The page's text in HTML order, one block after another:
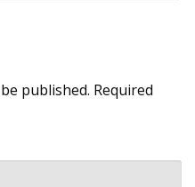
published. Required